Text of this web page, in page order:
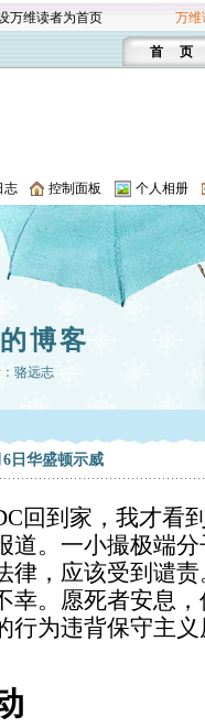
万维读者为首页 万维
首 页
志 控制面板 个人相册
博客
骆远志
日华盛顿示威
回到家，我才看
道。一小撮极端
律，应该受到谴
幸。愿死者安息
行为违背保守主